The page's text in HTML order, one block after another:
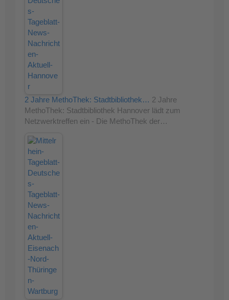
2 Jahre MethoThek: Stadtbibliothek… 2 Jahre
MethoThek: Stadtbibliothek Hannover lädt zum
Netzwerktreffen ein - Die MethoThek der…